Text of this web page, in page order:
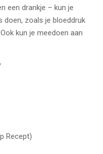
een drankje – kun je
doen, zoals je bloeddruk
kun je meedoen aan
Recept)